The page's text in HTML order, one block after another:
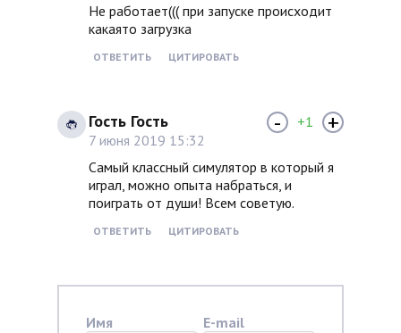
Не работает((( при запуске происходит
какаято загрузка
ОТВЕТИТЬ ЦИТИРОВАТЬ
Гость Гость
7 июня 2019 15:32
Самый классный симулятор в который я
играл, можно опыта набраться, и
поиграть от души! Всем советую.
ОТВЕТИТЬ ЦИТИРОВАТЬ
- +1 +
Имя E-mail